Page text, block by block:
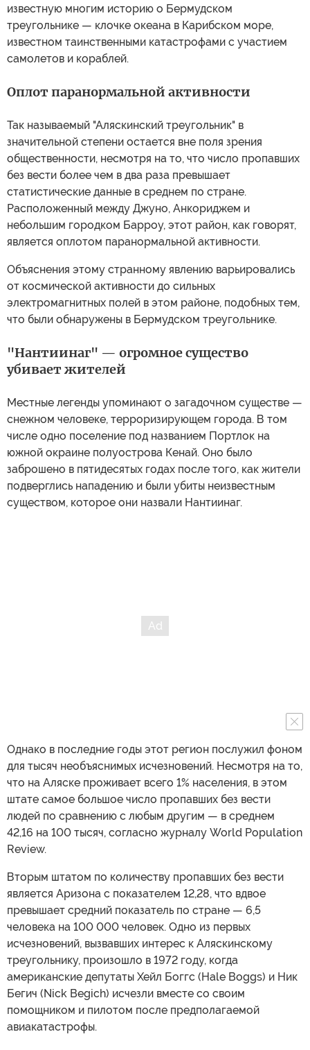
известную многим историю о Бермудском
треугольнике — клочке океана в Карибском море,
известном таинственными катастрофами с участием
самолетов и кораблей.
Оплот паранормальной активности
Так называемый "Аляскинский треугольник" в
значительной степени остается вне поля зрения
общественности, несмотря на то, что число пропавших
без вести более чем в два раза превышает
статистические данные в среднем по стране.
Расположенный между Джуно, Анкориджем и
небольшим городком Барроу, этот район, как говорят,
является оплотом паранормальной активности.
Объяснения этому странному явлению варьировались
от космической активности до сильных
электромагнитных полей в этом районе, подобных тем,
что были обнаружены в Бермудском треугольнике.
"Нантиинаг" — огромное существо
убивает жителей
Местные легенды упоминают о загадочном существе —
снежном человеке, терроризирующем города. В том
числе одно поселение под названием Портлок на
южной окраине полуострова Кенай. Оно было
заброшено в пятидесятых годах после того, как жители
подверглись нападению и были убиты неизвестным
существом, которое они назвали Нантиинаг.
Однако в последние годы этот регион послужил фоном
для тысяч необъяснимых исчезновений. Несмотря на то,
что на Аляске проживает всего 1% населения, в этом
штате самое большое число пропавших без вести
людей по сравнению с любым другим — в среднем
42,16 на 100 тысяч, согласно журналу World Population
Review.
Вторым штатом по количеству пропавших без вести
является Аризона с показателем 12,28, что вдвое
превышает средний показатель по стране — 6,5
человека на 100 000 человек. Одно из первых
исчезновений, вызвавших интерес к Аляскинскому
треугольнику, произошло в 1972 году, когда
американские депутаты Хейл Боггс (Hale Boggs) и Ник
Бегич (Nick Begich) исчезли вместе со своим
помощником и пилотом после предполагаемой
авиакатастрофы.